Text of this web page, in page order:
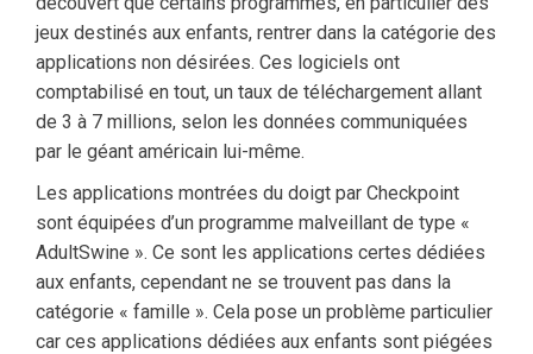
jeux destinés aux enfants, rentrer dans la catégorie des
applications non désirées. Ces logiciels ont
comptabilisé en tout, un taux de téléchargement allant
de 3 à 7 millions, selon les données communiquées
par le géant américain lui-même.
Les applications montrées du doigt par Checkpoint
sont équipées d’un programme malveillant de type «
AdultSwine ». Ce sont les applications certes dédiées
aux enfants, cependant ne se trouvent pas dans la
catégorie « famille ». Cela pose un problème particulier
car ces applications dédiées aux enfants sont piégées